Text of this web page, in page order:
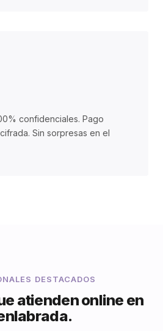
confidenciales. Pago
Sin sorpresas en el
DESTACADOS
atienden online en